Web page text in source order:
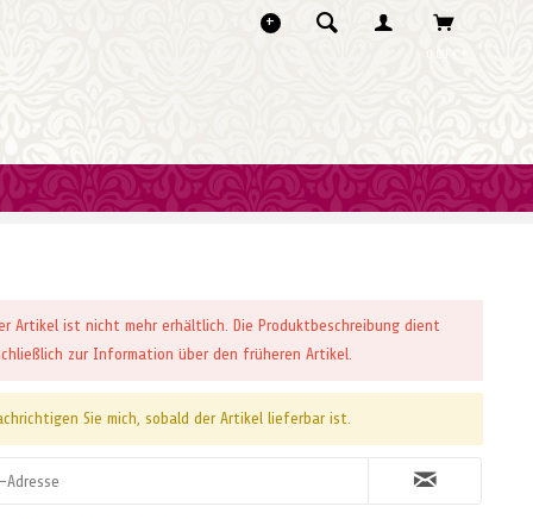
Artikel ist nicht mehr erhältlich. Die Produktbeschreibung dient
zur Information über den früheren Artikel.
Sie mich, sobald der Artikel lieferbar ist.